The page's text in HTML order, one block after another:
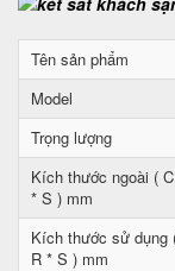
Tên sản phẩm
Model
Trọng lượng
Kích thước ngoài (
* S ) mm
Kích thước sử dụng
R * S ) mm